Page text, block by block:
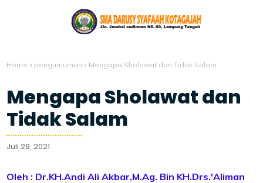
Home » pengumuman » Mengapa Sholawat dan Tidak Salam
Mengapa Sholawat dan
Tidak Salam
Juli 29, 2021
Oleh : Dr.KH.Andi Ali Akbar,M.Ag. Bin KH.Drs.'Aliman